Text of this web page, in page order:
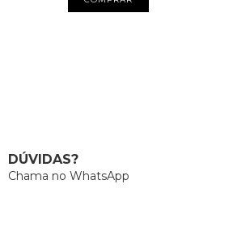
DÚVIDAS?
Chama no WhatsApp